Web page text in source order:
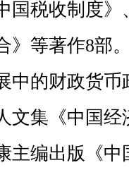
国税收制度
》等著作8部
中的财政货币
文集《中国经
主编出版《